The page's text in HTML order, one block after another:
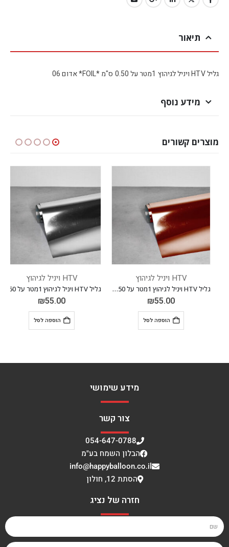
תיאור
גליל HTV ויניל לגיהוץ 1מטר על 0.50 ס"מ *FOIL* אדום 06
מידע נוסף
מוצרים קשורים
HTV ויניל לגיהוץ
גליל HTV ויניל לגיהוץ 1מטר על 0.50 ס"מ *FOIL* קופר 19
₪55.00
הוספה לסל
HTV ויניל לגיהוץ
גליל HTV ויניל לגיהוץ 1מטר על 0.50 ס"מ *FOIL* כסוף 01
₪55.00
הוספה לסל
מידע שימושי
צור קשר
054-647-0788
הבלון השמח בע"מ
info@happyballoon.co.il
הסתת 12, חולון
חזרה של נציג